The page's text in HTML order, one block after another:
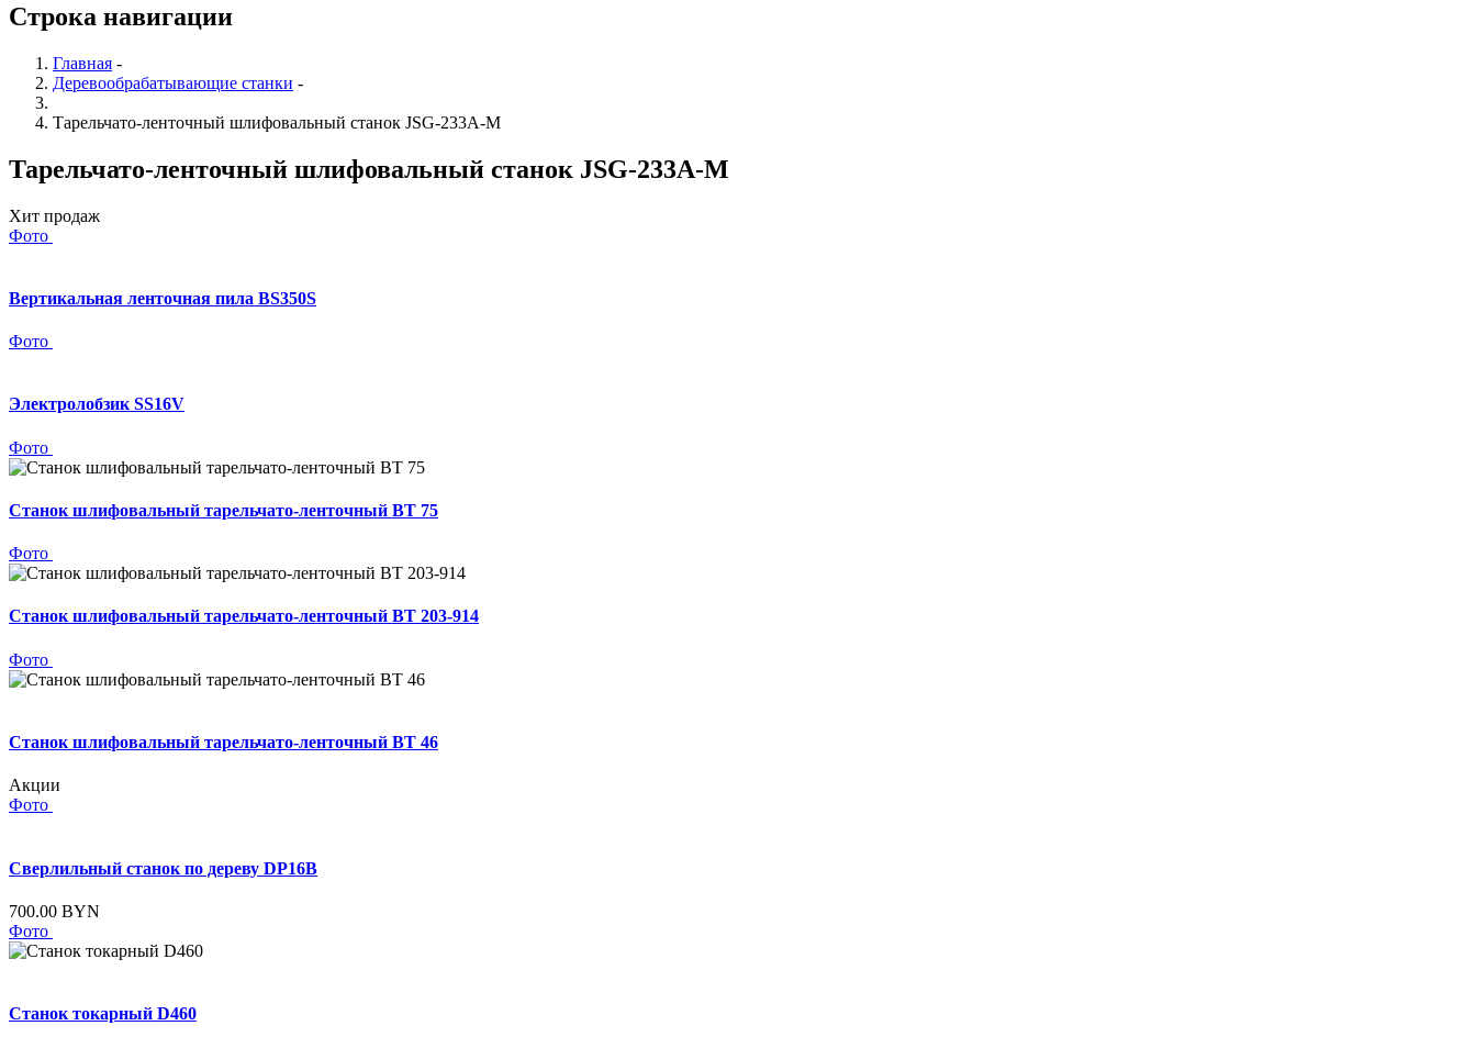
Строка навигации
Главная -
Деревообрабатывающие станки -
Тарельчато-ленточный шлифовальный станок JSG-233A-M
Тарельчато-ленточный шлифовальный станок JSG-233A-M
Хит продаж
Фото
Вертикальная ленточная пила BS350S
Фото
Электролобзик SS16V
Фото
Станок шлифовальный тарельчато-ленточный BT 75
Фото
Станок шлифовальный тарельчато-ленточный BT 203-914
Фото
Станок шлифовальный тарельчато-ленточный BT 46
Акции
Фото
Сверлильный станок по дереву DP16B
700.00 BYN
Фото
Станок токарный D460